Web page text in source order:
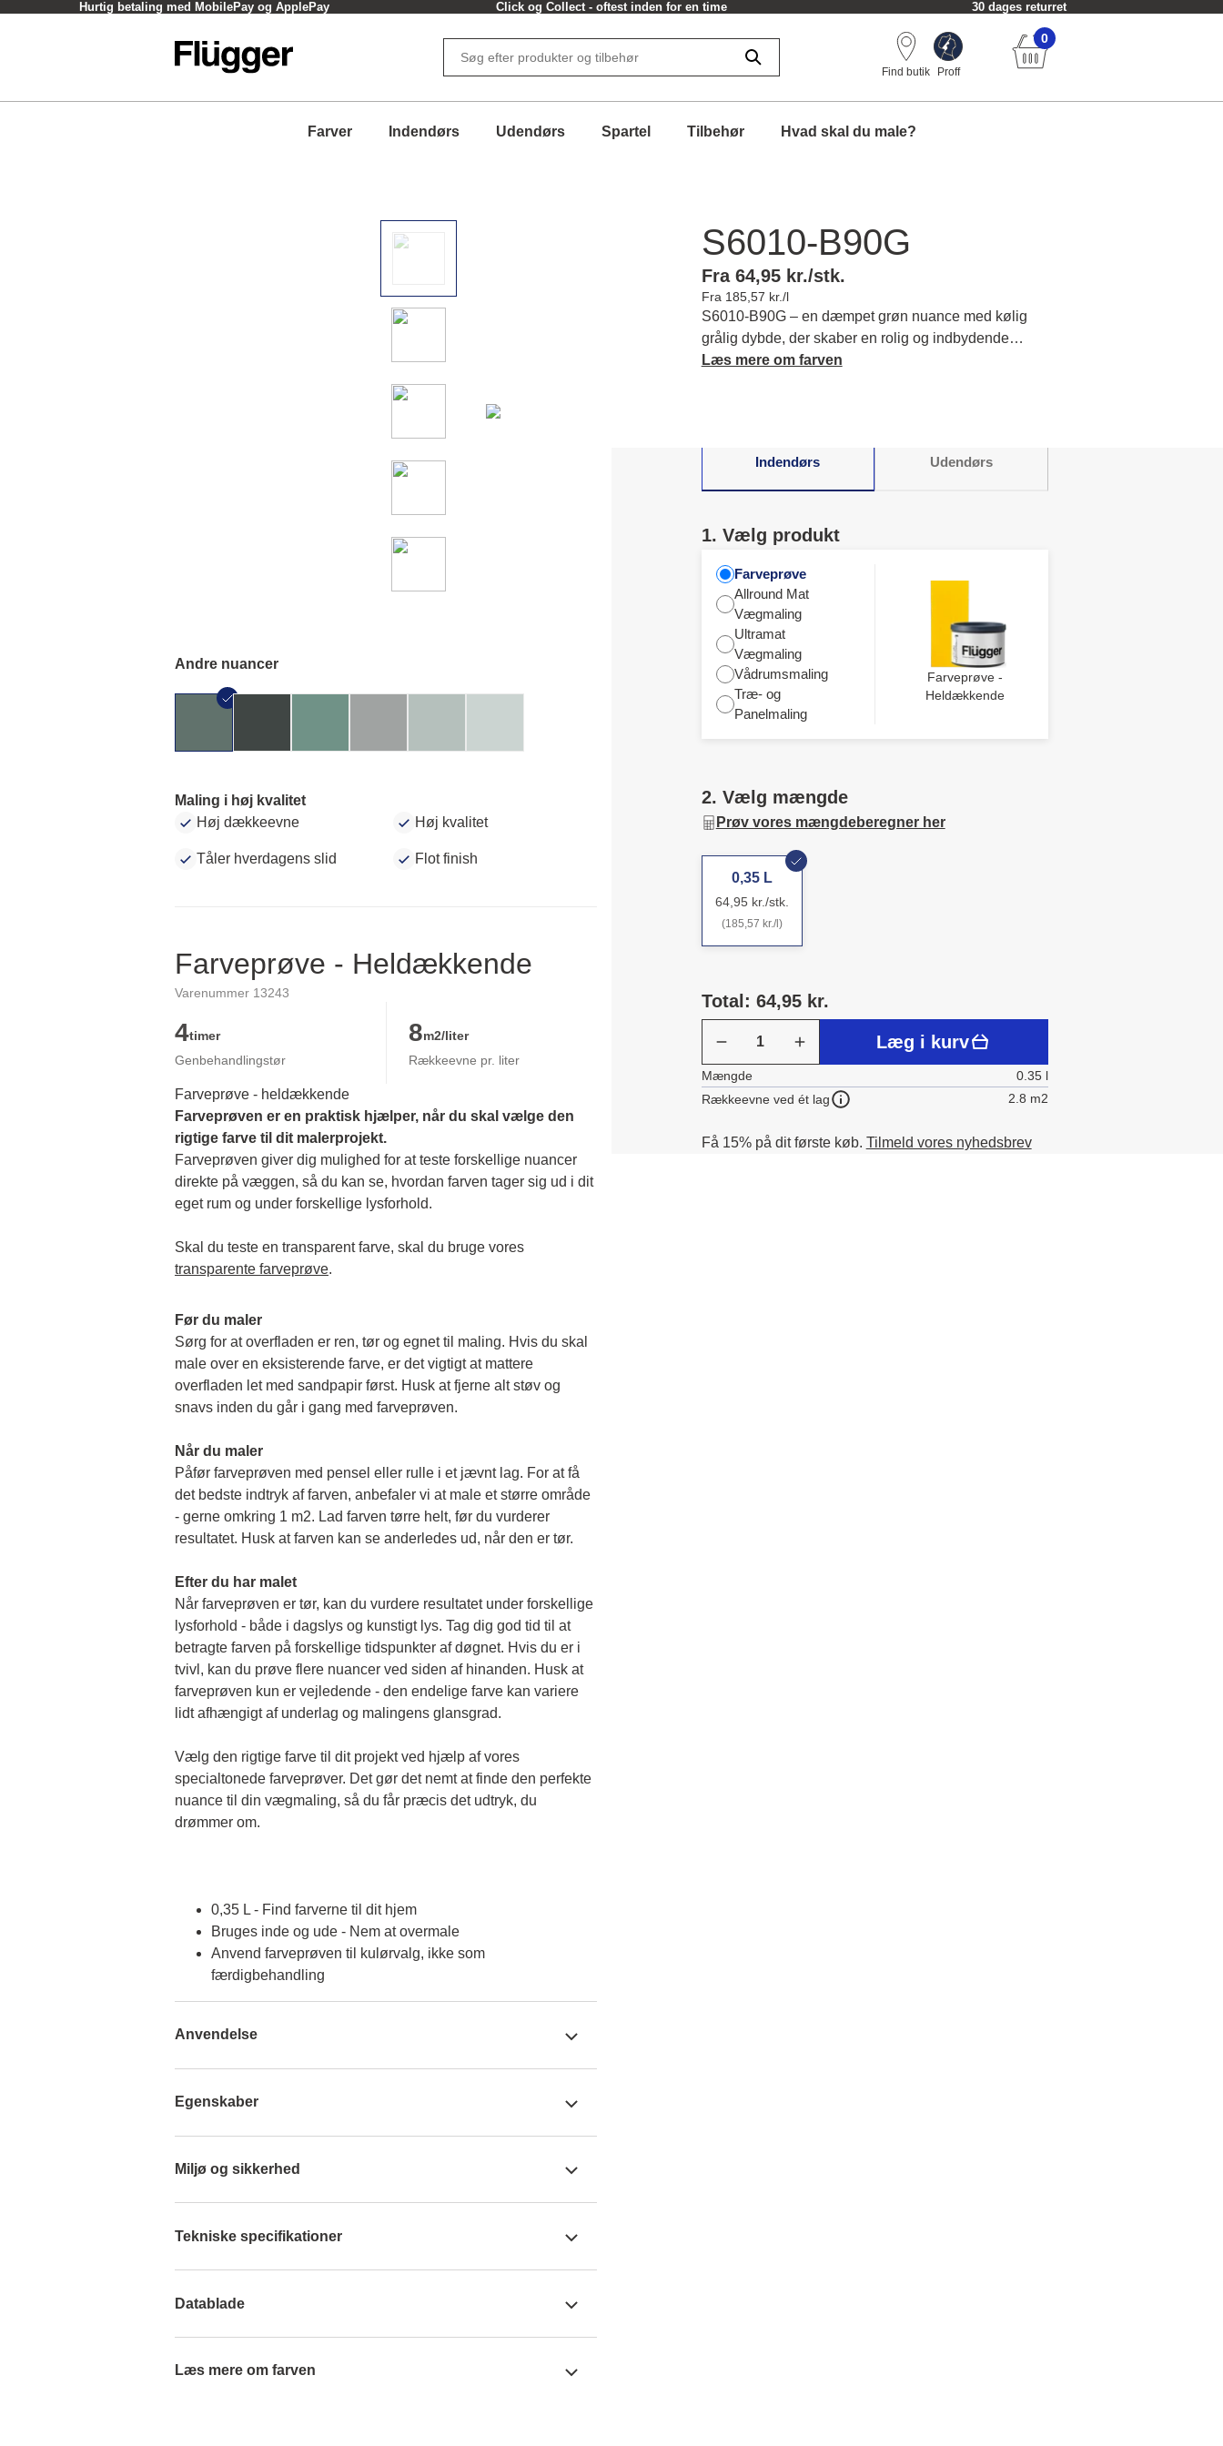
Hurtig betaling med MobilePay og ApplePay Click og Collect - oftest inden for en time 30 dages returret
Find butik Proff
0
Farver Indendørs Udendørs Spartel Tilbehør Hvad skal du male?
Andre nuancer
Maling i høj kvalitet
Høj dækkeevne
Høj kvalitet
Tåler hverdagens slid Flot finish
Farveprøve - Heldækkende
Varenummer 13243
4timer
Genbehandlingstør
8m2/liter
Rækkeevne pr. liter
Farveprøve - heldækkende
Farveprøven er en praktisk hjælper, når du skal vælge den
rigtige farve til dit malerprojekt.
Farveprøven giver dig mulighed for at teste forskellige nuancer
direkte på væggen, så du kan se, hvordan farven tager sig ud i dit
eget rum og under forskellige lysforhold.
transparente farveprøve.
Før du maler
Sørg for at overfladen er ren, tør og egnet til maling. Hvis du skal
male over en eksisterende farve, er det vigtigt at mattere
overfladen let med sandpapir først. Husk at fjerne alt støv og
snavs inden du går i gang med farveprøven.
Når du maler
Påfør farveprøven med pensel eller rulle i et jævnt lag. For at få
det bedste indtryk af farven, anbefaler vi at male et større område
- gerne omkring 1 m2. Lad farven tørre helt, før du vurderer
resultatet. Husk at farven kan se anderledes ud, når den er tør.
Efter du har malet
Når farveprøven er tør, kan du vurdere resultatet under forskellige
lysforhold - både i dagslys og kunstigt lys. Tag dig god tid til at
betragte farven på forskellige tidspunkter af døgnet. Hvis du er i
tvivl, kan du prøve flere nuancer ved siden af hinanden. Husk at
farveprøven kun er vejledende - den endelige farve kan variere
lidt afhængigt af underlag og malingens glansgrad.
Vælg den rigtige farve til dit projekt ved hjælp af vores
specialtonede farveprøver. Det gør det nemt at finde den perfekte
nuance til din vægmaling, så du får præcis det udtryk, du
drømmer om.
0,35 L - Find farverne til dit hjem
Bruges inde og ude - Nem at overmale
Anvend farveprøven til kulørvalg, ikke som
færdigbehandling
Anvendelse
Egenskaber
Miljø og sikkerhed
Tekniske specifikationer
Datablade
Læs mere om farven
S6010-B90G
Fra 64,95 kr./stk.
Fra 185,57 kr./l
S6010-B90G – en dæmpet grøn nuance med kølig
grålig dybde, der skaber en rolig og indbydende
stemning til din bolig. Læs mere om farvens karakter
Læs mere om farven
Indendørs Udendørs
1. Vælg produkt
Farveprøve
Allround Mat
Vægmaling
Ultramat
Vægmaling
Vådrumsmaling
Træ- og
Panelmaling
Farveprøve -
Heldækkende
2. Vælg mængde
Prøv vores mængdeberegner her
0,35 L
64,95 kr./stk.
(185,57 kr./l)
Total: 64,95 kr.
Læg i kurv
Mængde
0.35 l
Rækkeevne ved ét lag
2.8 m2
Få 15% på dit første køb. Tilmeld vores nyhedsbrev